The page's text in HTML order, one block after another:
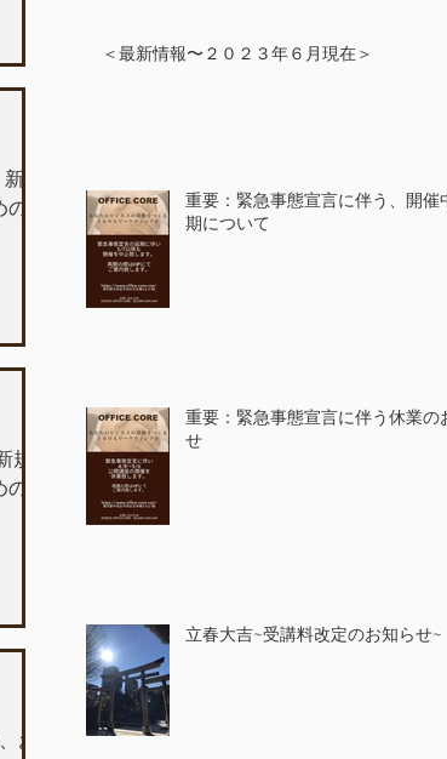
＜最新情報〜２０２３年６月現在＞
重要：緊急事態宣言に伴う、開催
期について
重要：緊急事態宣言に伴う休業の
せ
立春大吉~受講料改定のお知らせ~
規
ご
規
ご
お